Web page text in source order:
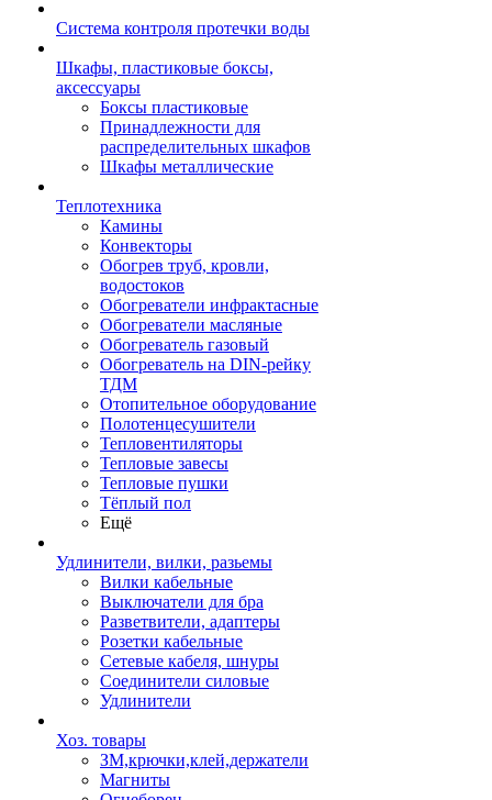
Система контроля протечки воды
Шкафы, пластиковые боксы,
аксессуары
Боксы пластиковые
Принадлежности для
распределительных шкафов
Шкафы металлические
Теплотехника
Камины
Конвекторы
Обогрев труб, кровли,
водостоков
Обогреватели инфрактасные
Обогреватели масляные
Обогреватель газовый
Обогреватель на DIN-рейку
ТДМ
Отопительное оборудование
Полотенцесушители
Тепловентиляторы
Тепловые завесы
Тепловые пушки
Тёплый пол
Ещё
Удлинители, вилки, разьемы
Вилки кабельные
Выключатели для бра
Разветвители, адаптеры
Розетки кабельные
Сетевые кабеля, шнуры
Соединители силовые
Удлинители
Хоз. товары
ЗМ,крючки,клей,держатели
Магниты